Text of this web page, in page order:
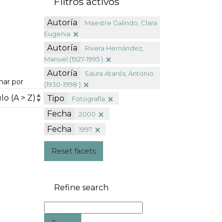
por
Autoría
Maestre Galindo, Clara
Eugenia
Autoría
Rivera Hernández,
Manuel (1927-1995 )
Autoría
Saura Atarés, Antonio
(1930-1998 )
Tipo Fotografía
Fecha 2000
Fecha 1997
Reset facets
Refine search